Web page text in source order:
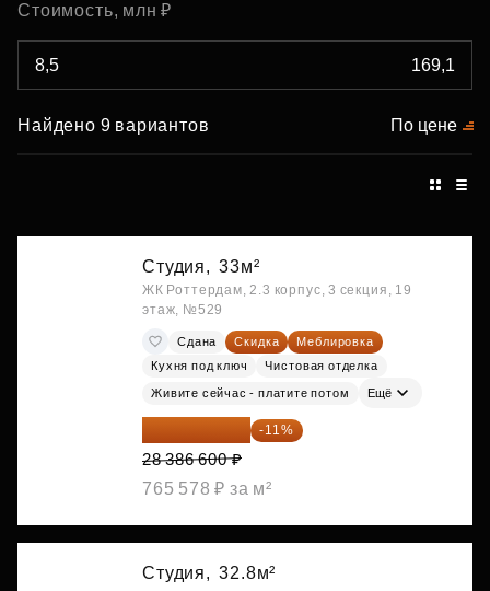
Стоимость, млн ₽
Найдено 9 вариантов По цене
Студия, 33м²
ЖК Роттердам, 2.3 корпус, 3 секция, 19
этаж, №529
Сдана Скидка
Меблировка
Кухня под ключ
Чистовая отделка
Живите сейчас - платите потом Ещё
25 264 074 ₽ -11%
28 386 600 ₽
765 578 ₽ за м²
Студия, 32.8м²